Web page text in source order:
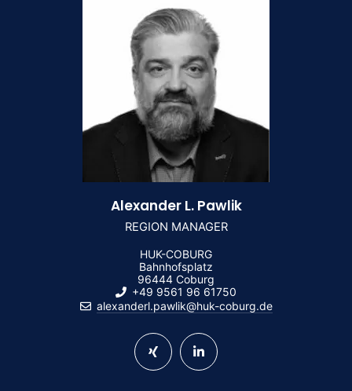
Alexander L. Pawlik
REGION MANAGER
HUK-COBURG
Bahnhofsplatz
96444 Coburg
+49 9561 96 61750
alexanderl.pawlik@huk-coburg.de